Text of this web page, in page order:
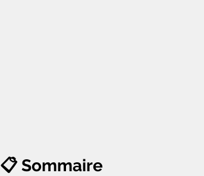
📋 Sommaire